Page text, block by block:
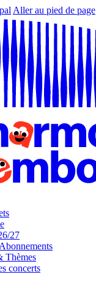
Aller au pied de page
27
Thèmes
concerts